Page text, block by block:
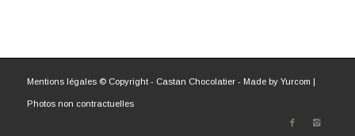
Mentions légales© Copyright - Castan Chocolatier - Made by Yurcom |
Photos non contractuelles